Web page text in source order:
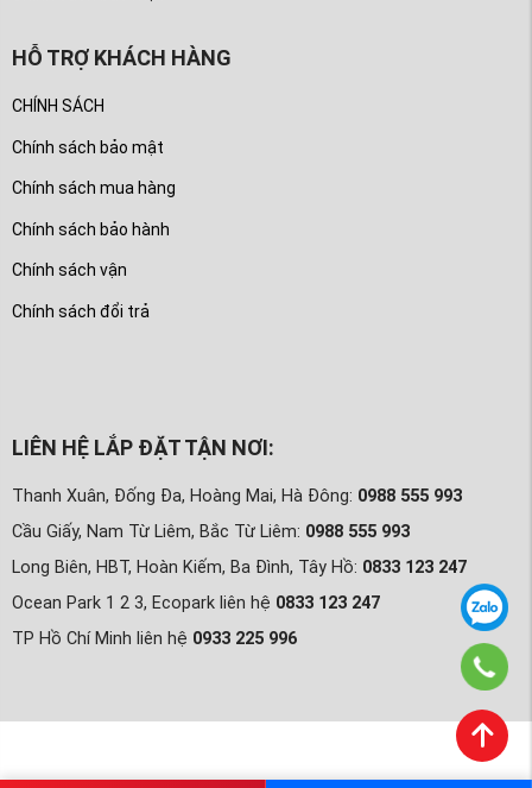
HỖ TRỢ KHÁCH HÀNG
CHÍNH SÁCH
Chính sách bảo mật
Chính sách mua hàng
Chính sách bảo hành
Chính sách vận
Chính sách đổi trả
LIÊN HỆ LẮP ĐẶT TẬN NƠI:
Thanh Xuân, Đống Đa, Hoàng Mai, Hà Đông: 0988 555 993
Cầu Giấy, Nam Từ Liêm, Bắc Từ Liêm: 0988 555 993
Long Biên, HBT, Hoàn Kiếm, Ba Đình, Tây Hồ: 0833 123 247
Ocean Park 1 2 3, Ecopark liên hệ 0833 123 247
TP Hồ Chí Minh liên hệ 0933 225 996